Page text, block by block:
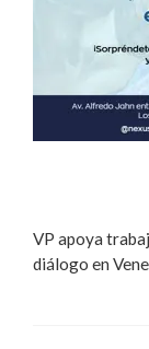
VP apoya
diálogo en